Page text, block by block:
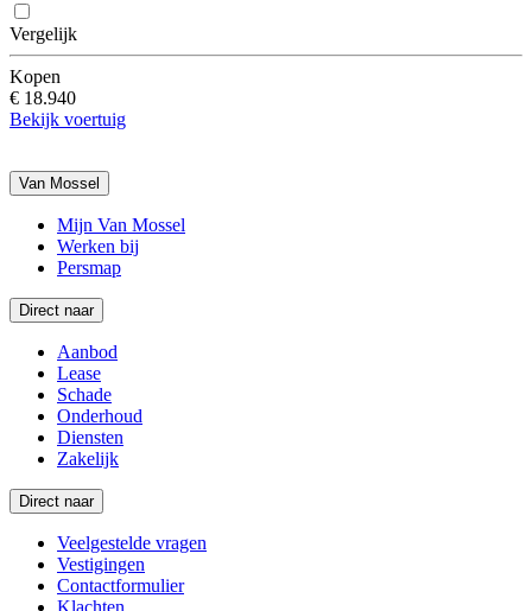
Vergelijk
Kopen
€ 18.940
Bekijk voertuig
Van Mossel
Mijn Van Mossel
Werken bij
Persmap
Direct naar
Aanbod
Lease
Schade
Onderhoud
Diensten
Zakelijk
Direct naar
Veelgestelde vragen
Vestigingen
Contactformulier
Klachten